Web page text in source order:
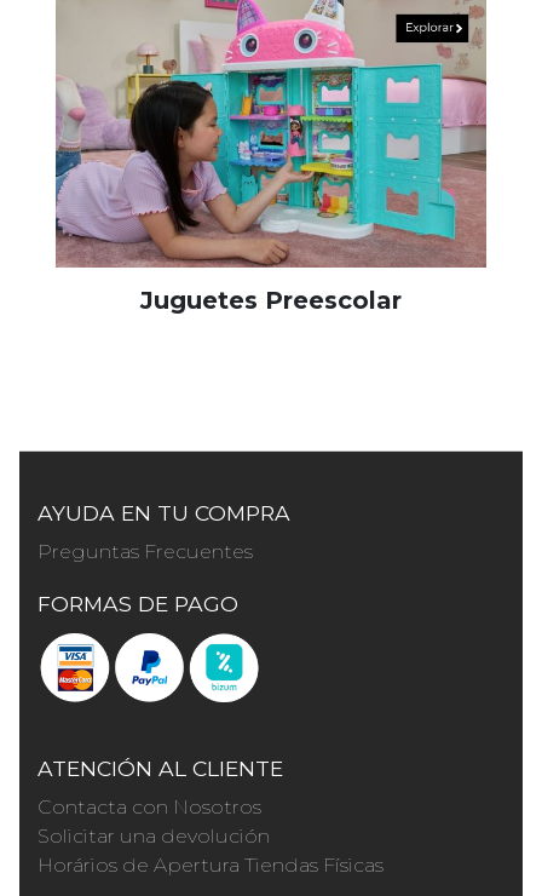
Juguetes Preescolar
AYUDA EN TU COMPRA
Preguntas Frecuentes
FORMAS DE PAGO
ATENCIÓN AL CLIENTE
Contacta con Nosotros
Solicitar una devolución
Horários de Apertura Tiendas Físicas